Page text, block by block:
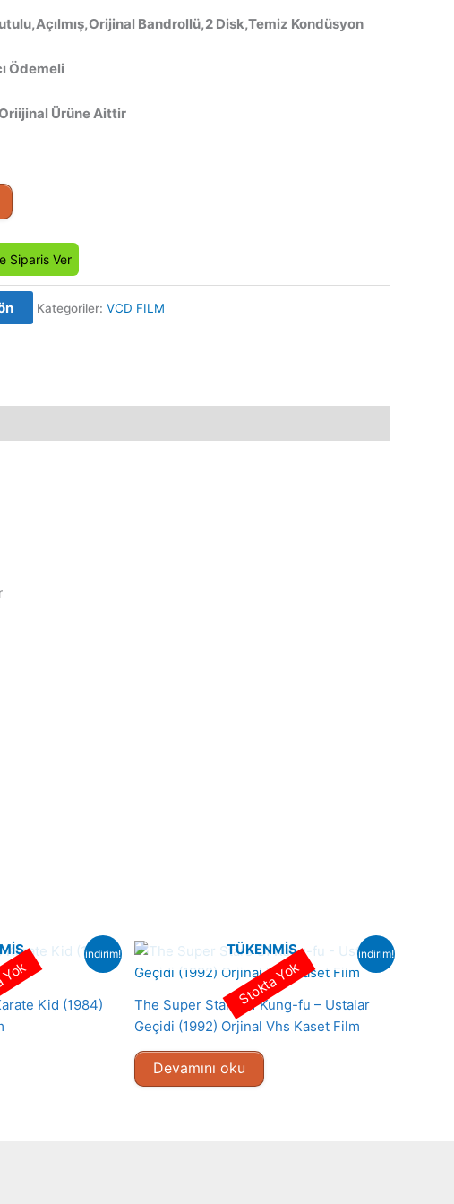
Bandrollü,2 Disk,Temiz Kondüsyon
Ödemeli
Ürüne Aittir
Siparis Ver
Kategoriler: VCD FILM
indirim!
Kid (1984)
indirim!
TÜKENMIŞ
The Super Stars Of Kung-fu – Ustalar
Geçidi (1992) Orjinal Vhs Kaset Film
Devamını oku
Stokta Yok